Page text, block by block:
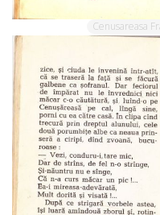
Cenusareasa